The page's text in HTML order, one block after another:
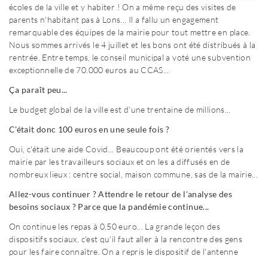
écoles de la ville et y habiter ! On a même reçu des visites de
parents n'habitant pas à Lons... Il a fallu un engagement
remarquable des équipes de la mairie pour tout mettre en place.
Nous sommes arrivés le 4 juillet et les bons ont été distribués à la
rentrée. Entre temps, le conseil municipal a voté une subvention
exceptionnelle de 70.000 euros au CCAS...
Ça paraît peu...
Le budget global de la ville est d'une trentaine de millions...
C'était donc 100 euros en une seule fois ?
Oui, c'était une aide Covid... Beaucoup ont été orientés vers la
mairie par les travailleurs sociaux et on les a diffusés en de
nombreux lieux : centre social, maison commune, sas de la mairie...
Allez-vous continuer ? Attendre le retour de l'analyse des
besoins sociaux ? Parce que la pandémie continue...
On continue les repas à 0,50 euro... La grande leçon des
dispositifs sociaux, c'est qu'il faut aller à la rencontre des gens
pour les faire connaître. On a repris le dispositif de l'antenne